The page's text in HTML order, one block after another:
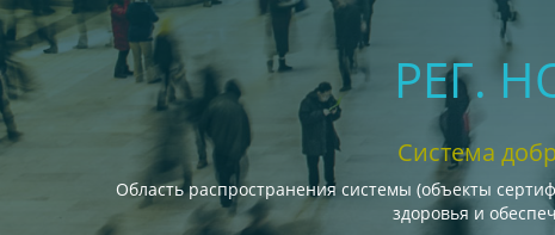
РЕГ.
Система
Область распространения системы (объекты
здоровья и